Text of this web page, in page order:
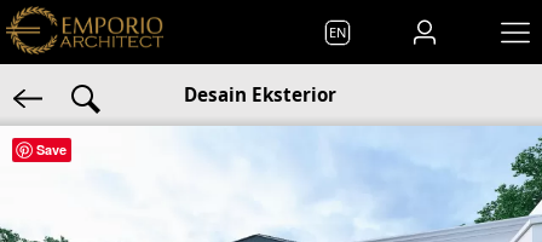
EN
Desain Eksterior
Save